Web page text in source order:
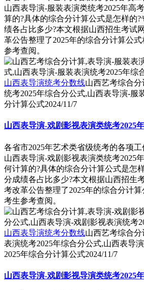
山西表导演-服装表演类统考2025年高
算的?具体的综合分计算公式是怎样的
绩各占比多少?本文根据山西招生考试
革公告整理了2025年的综合分计算公
参考查阅。
山西表导演统考分数线山西艺考综合
统考2025年综合分公式,山西表导演-服
分计算公式2024/11/7
山西表导演-戏剧影视表演类统考2025
各省市2025年艺术类省级统考的各项
山西表导演-戏剧影视表演类统考2025
何计算的?具体的综合分计算公式是怎
分成绩各占比多少?本文根据山西招生
考改革公告整理了2025年的综合分计
考生参考查阅。
山西表导演统考分数线山西艺考综合
表演统考2025年综合分公式,山西表导
2025年综合分计算公式2024/11/7
山西表导演-戏剧影视导演类统考2025